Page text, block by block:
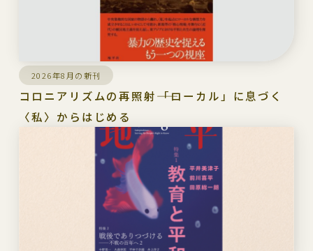
2026年8月の新刊
コロニアリズムの再照射――「ローカル」に息づく
〈私〉からはじめる